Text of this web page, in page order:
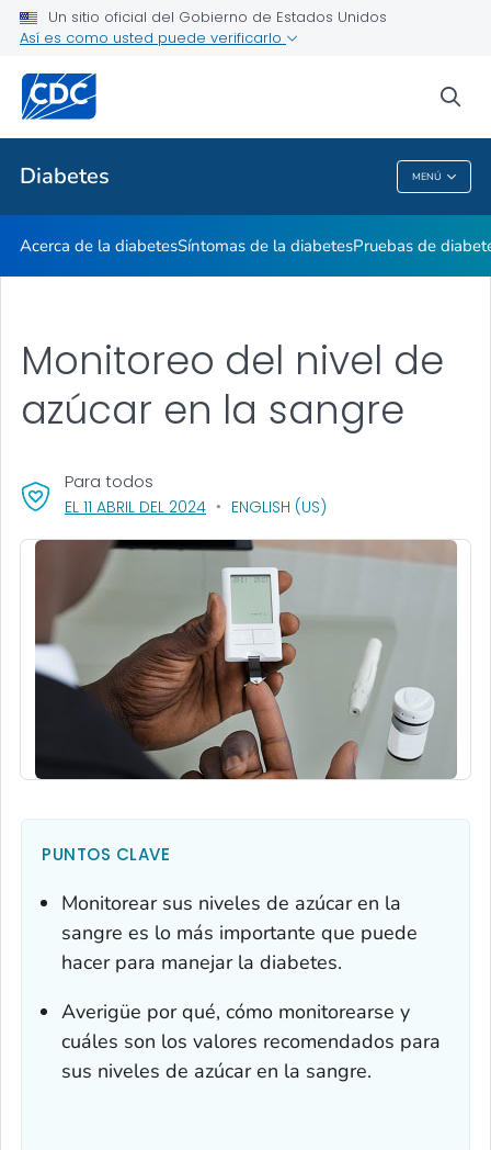
Un sitio oficial del Gobierno de Estados Unidos
Así es como usted puede verificarlo
Diabetes MENÚ
Vivir con diabetes
Temas relacionados
Diabetes
Acerca de la diabetesSíntomas de la diabetesPruebas de
EL 11 ABRIL DEL 2024, VISIT LINK FOR DETAILS.
ENGLISH (US)
Para todos
Monitoreo del nivel de
azúcar en la sangre
PUNTOS CLAVE
Monitorear sus niveles de azúcar en la
sangre es lo más importante que puede
hacer para manejar la diabetes.
Averigüe por qué, cómo monitorearse y
cuáles son los valores recomendados para
sus niveles de azúcar en la sangre.